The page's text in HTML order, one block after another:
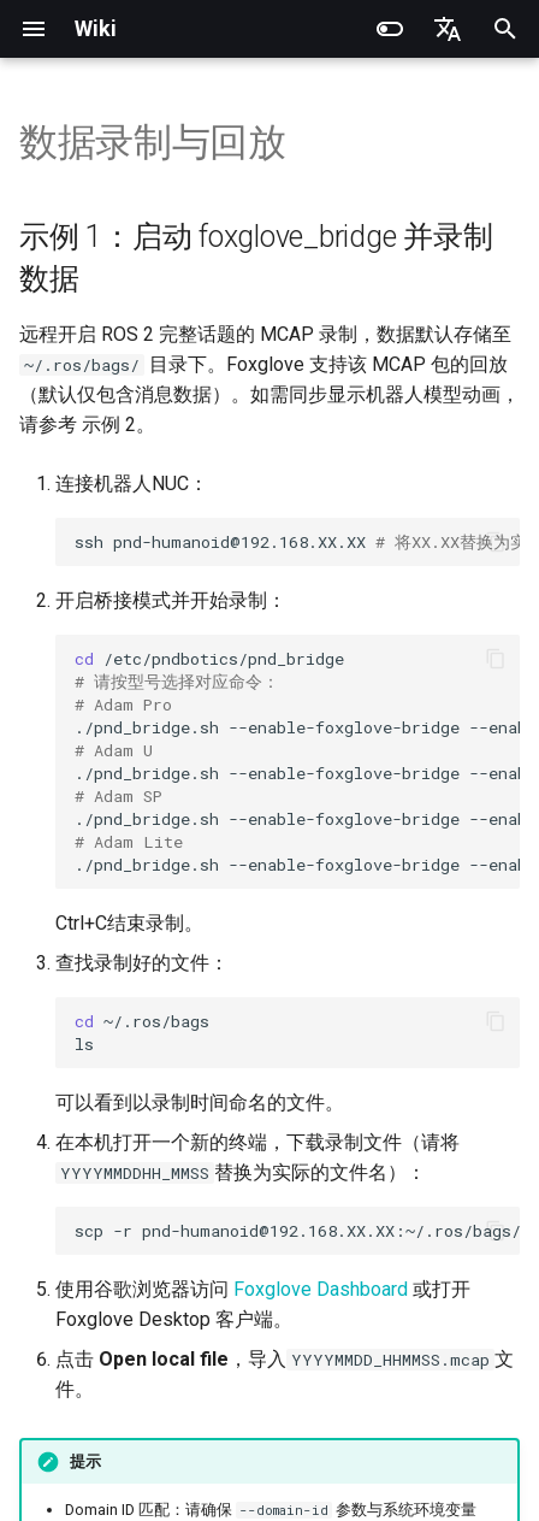
Wiki
在
初
化
搜
索
擎
产品说明
操作指南 遥控说明
应用开发
软件架构说明
快速开发（真机）
软件服务接口
底层服务接口
底层运动开发
ROS2底层运动参考例程
手部关节电机顺序
模型文件（URDF/MJCF）
小臂更换
产品说明
操作指南 遥控说明
应用开发
软件架构说明
快速开发（真机）
软件升级
软件服务接口
ROS2消息定义
底层运动开发
手部关节电机顺序
示例 1：启动
示例 2：本地回放 MCAP 包及
加载机器人模型
产品说明
操作指南 Meta Quest 3 / 3S
软件升级
开发者指南
开启机器人第一视角
FAQ
安装配置
Adam Lite 示例 Play
Sim2Real
产品说明
操作指南 执行器网络连接
执行器参数说明
执行器介绍
PND-20-14A-S
PND-50-14-S
PND-50-6F5S-P
软件开发
PNDrive Python SDK
FAQ
RCU-4
RCU-8
RCU-16
PNDEncoder
PNDEncoderR
PND灵巧手
因时灵巧手
智元灵犀X1 OmniPicker
大寰PGC夹爪
星动X-Hand 1
PNDbotics 官方术语库
PNDbotics 学院
关于 PNDbotics
数据录制与回放
示例 1：启动 foxglove_bridge 并录制
数据
远程开启 ROS 2 完整话题的 MCAP 录制，数据默认存储至
~/.ros/bags/
目录下。Foxglove 支持该 MCAP 包的回放
（默认仅包含消息数据）。如需同步显示机器人模型动画，
请参考 示例 2。
连接机器人NUC：
ssh pnd-humanoid@192.168.XX.XX # 将XX.XX替换为实
开启桥接模式并开始录制：
cd
/etc/pndbotics/pnd_bridge
# 请按型号选择对应命令：
# Adam Pro
./pnd_bridge.sh --enable-foxglove-bridge --
# Adam U
./pnd_bridge.sh --enable-foxglove-bridge --
# Adam SP
./pnd_bridge.sh --enable-foxglove-bridge --
# Adam Lite
./pnd_bridge.sh --enable-foxglove-bridge --
Ctrl+C结束录制。
查找录制好的文件：
cd
可以看到以录制时间命名的文件。
在本机打开一个新的终端，下载录制文件（请将
YYYYMMDDHH_MMSS 替换为实际的文件名）：
scp -r pnd-humanoid@192.168.XX.XX:~/.ros/bags/
使用谷歌浏览器访问 Foxglove Dashboard 或打开
Foxglove Desktop 客户端。
点击 Open local file ，导入 YYYYMMDD_HHMMSS.mcap 文
件。
提示
Domain ID 匹配：请确保 --domain-id 参数与系统环境变量